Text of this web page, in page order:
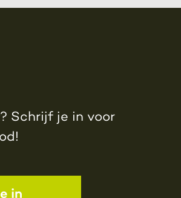
Schrijf je in voor